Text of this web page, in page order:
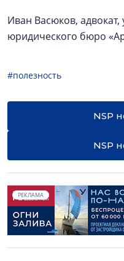
Иван Васюков,
юридического бюро
#полезность
NSP
NSP
РЕКЛАМА